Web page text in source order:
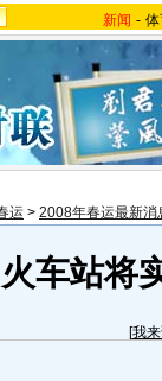
新闻 -
运 > 2008年春运最新消
车站将
[我